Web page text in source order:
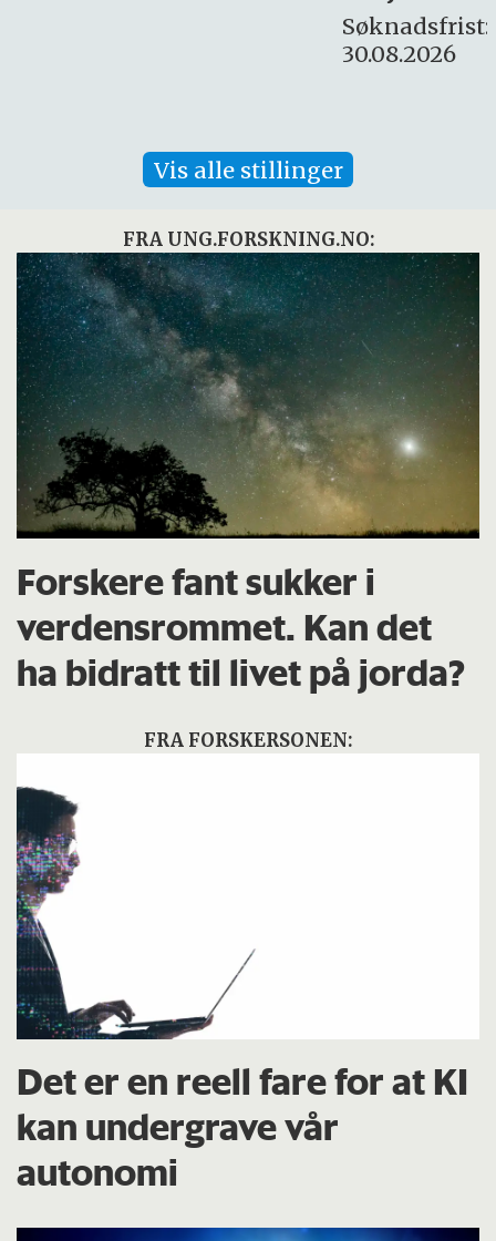
Vis alle stillinger
FRA UNG.FORSKNING.NO:
Forskere fant sukker i
verdensrommet. Kan det
ha bidratt til livet på jorda?
FRA FORSKERSONEN:
Det er en reell fare for at KI
kan undergrave vår
autonomi